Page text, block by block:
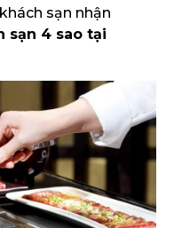
sạn nhận
sạn 4 sao tại